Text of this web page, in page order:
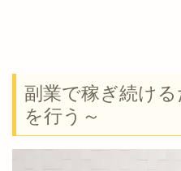
副業で稼ぎ続け
を行う～